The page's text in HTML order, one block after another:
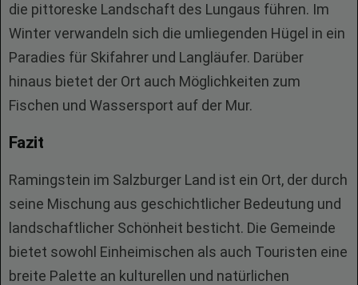
die pittoreske Landschaft des Lungaus führen. Im
Winter verwandeln sich die umliegenden Hügel in ein
Paradies für Skifahrer und Langläufer. Darüber
hinaus bietet der Ort auch Möglichkeiten zum
Fischen und Wassersport auf der Mur.
Fazit
Ramingstein im Salzburger Land ist ein Ort, der durch
seine Mischung aus geschichtlicher Bedeutung und
landschaftlicher Schönheit besticht. Die Gemeinde
bietet sowohl Einheimischen als auch Touristen eine
breite Palette an kulturellen und natürlichen